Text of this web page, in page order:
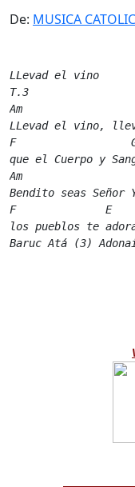
De: MUSICA
LLevad el vino
T.3
Am
LLevad el vino,
F
que el Cuerpo y
Am
Bendito seas Señor
F              E
los pueblos te
Baruc Atá (3)